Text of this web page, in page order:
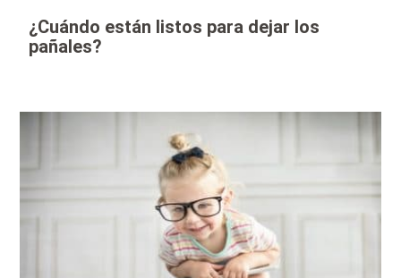
¿Cuándo están listos para dejar los
pañales?